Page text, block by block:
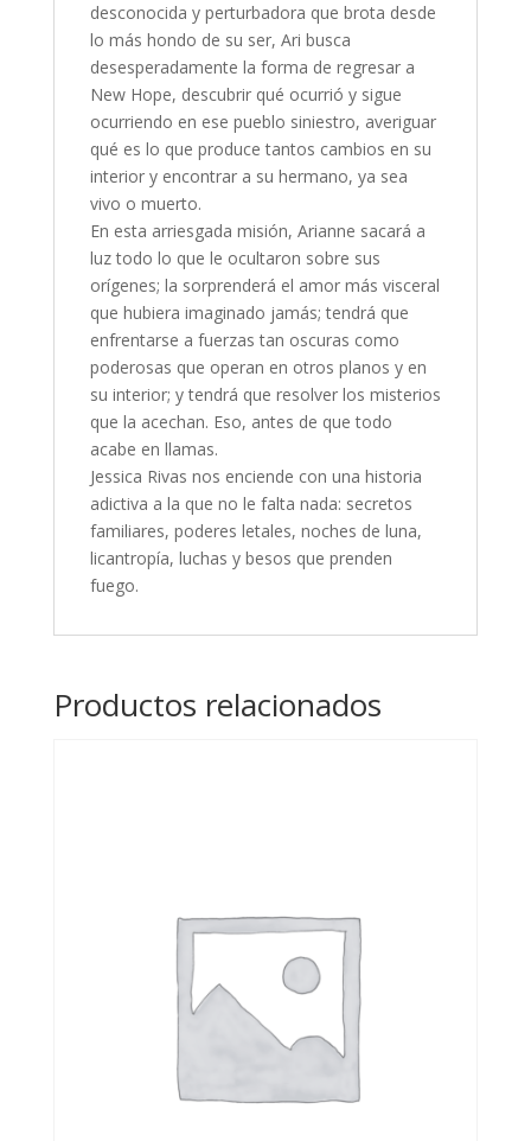
desconocida y perturbadora que brota desde
lo más hondo de su ser, Ari busca
desesperadamente la forma de regresar a
New Hope, descubrir qué ocurrió y sigue
ocurriendo en ese pueblo siniestro, averiguar
qué es lo que produce tantos cambios en su
interior y encontrar a su hermano, ya sea
vivo o muerto.
En esta arriesgada misión, Arianne sacará a
luz todo lo que le ocultaron sobre sus
orígenes; la sorprenderá el amor más visceral
que hubiera imaginado jamás; tendrá que
enfrentarse a fuerzas tan oscuras como
poderosas que operan en otros planos y en
su interior; y tendrá que resolver los misterios
que la acechan. Eso, antes de que todo
acabe en llamas.
Jessica Rivas nos enciende con una historia
adictiva a la que no le falta nada: secretos
familiares, poderes letales, noches de luna,
licantropía, luchas y besos que prenden
fuego.
Productos relacionados